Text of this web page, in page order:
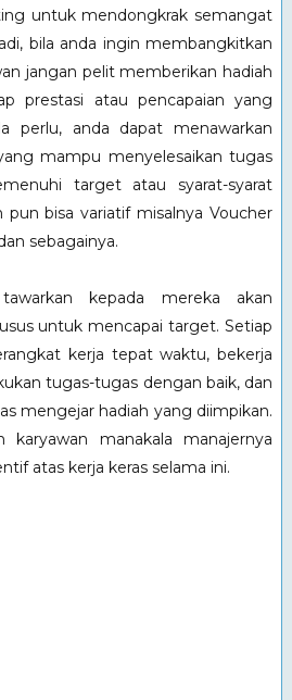
untuk mendongkrak semangat
bila anda ingin membangkitkan
jangan pelit memberikan hadiah
prestasi atau pencapaian yang
perlu, anda dapat menawarkan
mampu menyelesaikan tugas
target atau syarat-syarat
bisa variatif misalnya Voucher
sebagainya.
kepada mereka akan
untuk mencapai target. Setiap
kerja tepat waktu, bekerja
tugas-tugas dengan baik, dan
mengejar hadiah yang diimpikan.
karyawan manakala manajernya
atas kerja keras selama ini.